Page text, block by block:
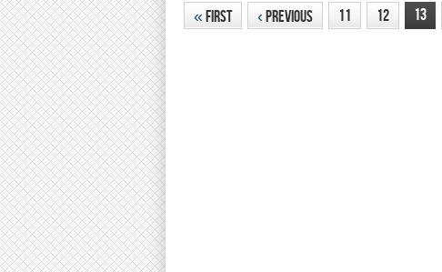
« First ‹ Previous 11 12 13